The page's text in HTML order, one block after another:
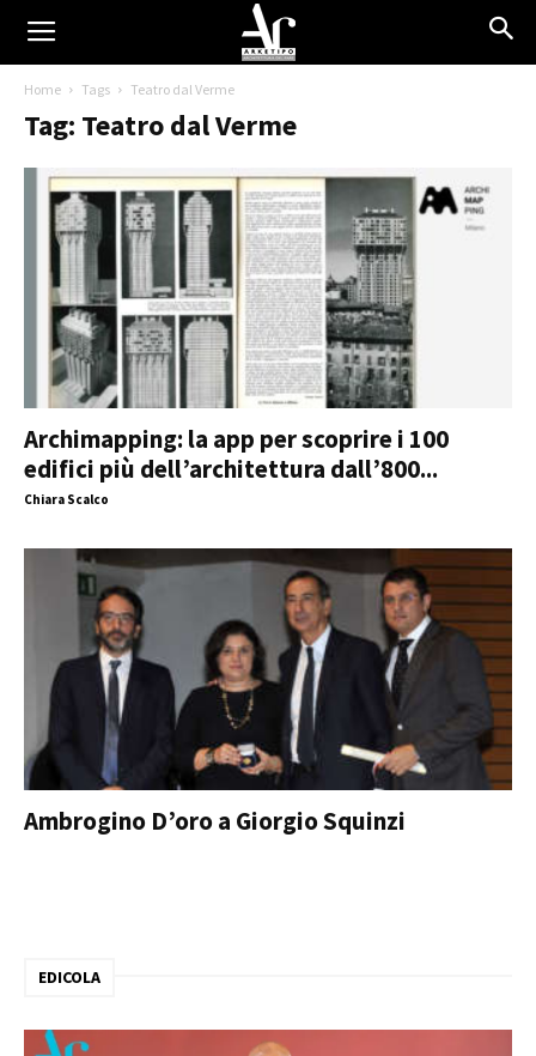
Home Tags Teatro dal Verme
Tag: Teatro dal Verme
Archimapping: la app per scoprire i 100
edifici più dell’architettura dall’800...
Chiara Scalco
Ambrogino D’oro a Giorgio Squinzi
EDICOLA